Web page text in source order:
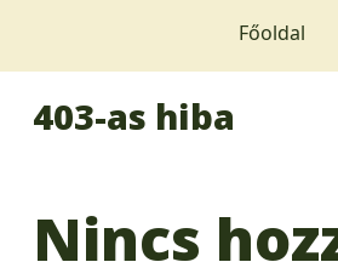
Főoldal
403-as hiba
Nincs